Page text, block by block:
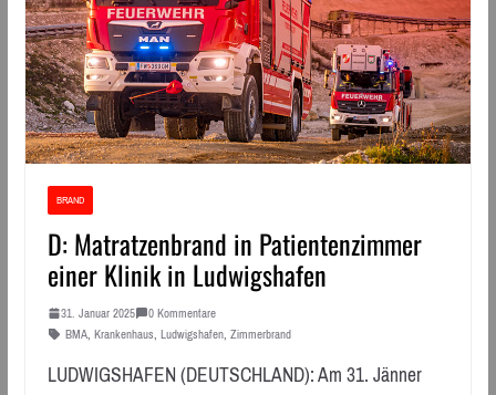
BRAND
D: Matratzenbrand in Patientenzimmer
einer Klinik in Ludwigshafen
31. Januar 2025
0 Kommentare
BMA, Krankenhaus, Ludwigshafen, Zimmerbrand
LUDWIGSHAFEN (DEUTSCHLAND): Am 31. Jänner